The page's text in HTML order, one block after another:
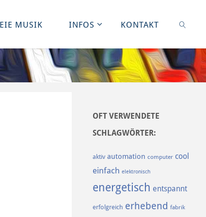
MUSIK INFOS KONTAKT
OFT VERWENDETE
SCHLAGWÖRTER:
aktiv automation computer cool
einfach elektronisch
energetisch entspannt
erfolgreich erhebend fabrik